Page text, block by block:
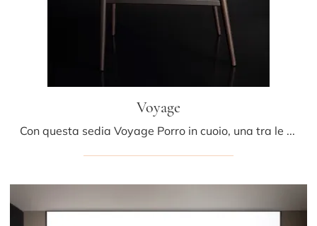
Voyage
Con questa sedia Voyage Porro in cuoio, una tra le nostre sedute fisse moderne, potrai completare i tuoi spazi.